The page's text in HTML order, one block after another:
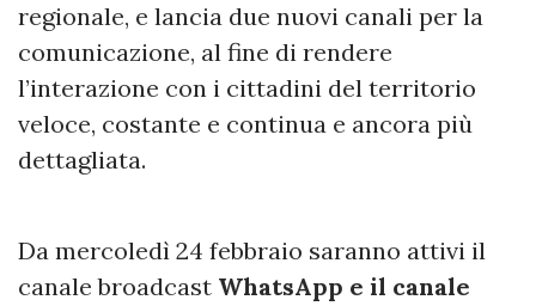
regionale, e lancia due nuovi canali per la
comunicazione, al fine di rendere
l’interazione con i cittadini del territorio
veloce, costante e continua e ancora più
dettagliata.
Da mercoledì 24 febbraio saranno attivi il
canale broadcast WhatsApp e il canale